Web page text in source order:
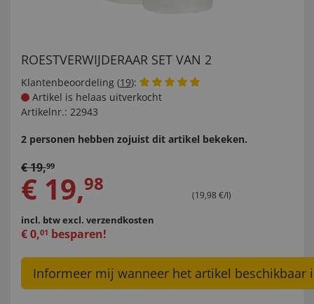
ROESTVERWIJDERAAR SET VAN 2
Klantenbeoordeling (19):
Artikel is helaas uitverkocht
Artikelnr.: 22943
2 personen hebben zojuist dit artikel bekeken.
€19,99
€ 19,98
(19,98 €/l)
incl. btwexcl. verzendkosten
€0,01 besparen!
Informeer mij wanneer het artikel beschikbaar